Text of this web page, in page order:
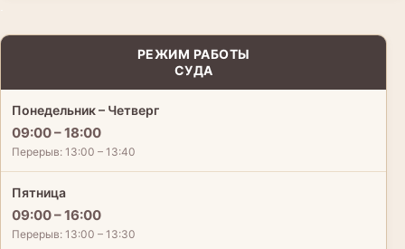
РЕЖИМ РАБОТЫ
СУДА
Понедельник – Четверг
09:00 – 18:00
Перерыв: 13:00 – 13:40
Пятница
09:00 – 16:00
Перерыв: 13:00 – 13:30